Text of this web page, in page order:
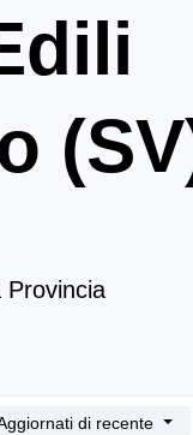
Provincia
di recente